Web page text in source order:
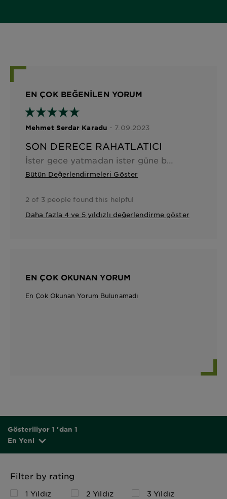
EN ÇOK BEĞENILEN YORUM
Mehmet Serdar Karadu - 7.09.2023
SON DERECE RAHATLATICI
İster gece yatmadan ister güne başlamadan kullanın, müthiş rahatlatıyor. Ben özellikle az miktarda traş sınrası kullanıyorum. Çok memnunum
Bütün Değerlendirmeleri Göster
2 of 3 people found this helpful
Daha fazla 4 ve 5 yıldızlı değerlendirme göster
EN ÇOK OKUNAN YORUM
En Çok Okunan Yorum Bulunamadı
Gösteriliyor 1 'dan 1
En Yeni
Filter by rating
1 Yıldız 2 Yıldız
3 Yıldız